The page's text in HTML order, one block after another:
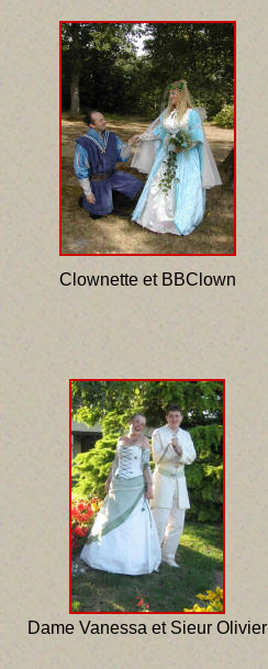
Clownette et BBClown
Dame Vanessa et Sieur Olivier